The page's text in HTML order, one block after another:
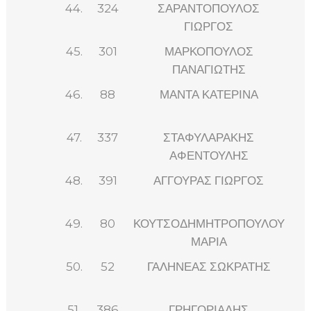
44. 324
ΣΑΡΑΝΤΟΠΟΥΛΟΣ
ΓΙΩΡΓΟΣ
45. 301
ΜΑΡΚΟΠΟΥΛΟΣ
ΠΑΝΑΓΙΩΤΗΣ
46. 88 ΜΑΝΤΑ ΚΑΤΕΡΙΝΑ
47. 337
ΣΤΑΦΥΛΑΡΑΚΗΣ
ΑΦΕΝΤΟΥΛΗΣ
48. 391 ΑΓΓΟΥΡΑΣ ΓΙΩΡΓΟΣ
49. 80
ΚΟΥΤΣΟΔΗΜΗΤΡΟΠΟΥΛΟΥ
ΜΑΡΙΑ
50. 52 ΓΑΛΗΝΕΑΣ ΣΩΚΡΑΤΗΣ